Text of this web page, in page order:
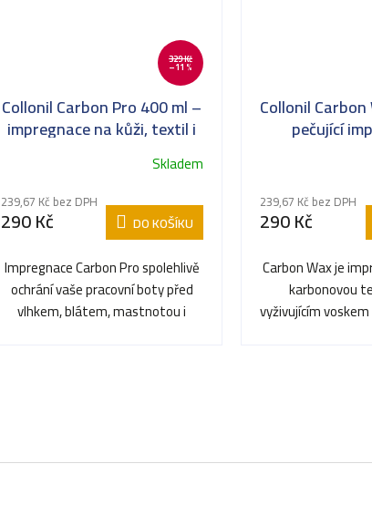
329 Kč
–11 %
Collonil Carbon Pro 400 ml –
impregnace na kůži, textil i
Skladem
239,67 Kč bez DPH
290 Kč DO KOŠÍKU
Impregnace Carbon Pro spolehlivě
ochrání vaše pracovní boty před
vlhkem, blátem, mastnotou i
Collonil
pečující
239,67 Kč bez DPH
290 Kč
Carbon Wax je
karbonovou
vyživujícím